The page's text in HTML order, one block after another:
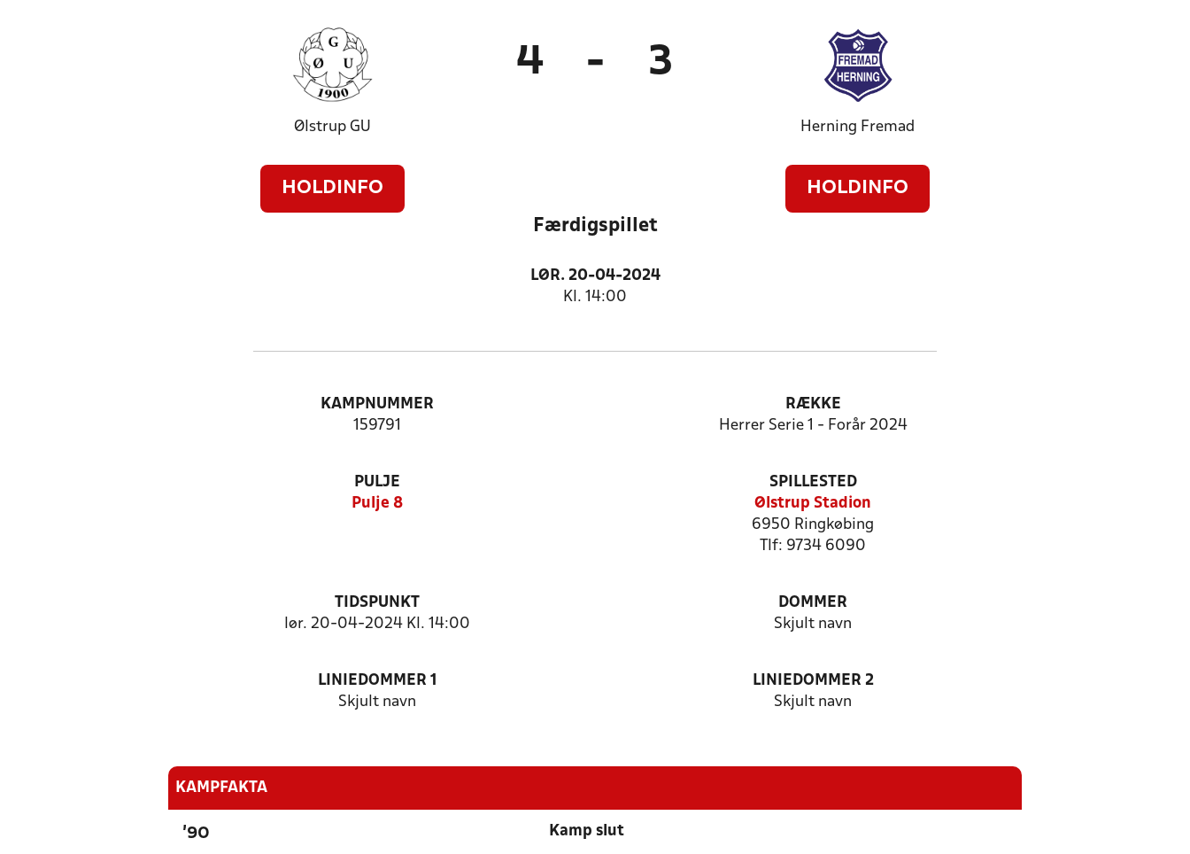
Ølstrup GU
HOLDINFO
4 - 3
Herning Fremad
HOLDINFO
Færdigspillet
LØR. 20-04-2024
Kl. 14:00
KAMPNUMMER
159791
RÆKKE
Herrer Serie 1 - Forår 2024
PULJE
Pulje 8
SPILLESTED
Ølstrup Stadion
6950 Ringkøbing
Tlf: 9734 6090
TIDSPUNKT
lør. 20-04-2024 Kl. 14:00
DOMMER
Skjult navn
LINIEDOMMER 1
Skjult navn
LINIEDOMMER 2
Skjult navn
KAMPFAKTA
'90 Kamp slut